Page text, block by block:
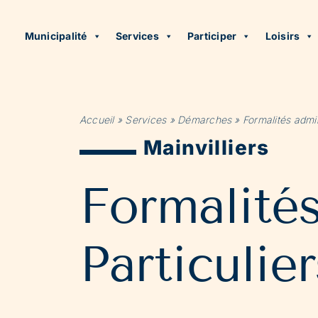
Municipalité Services Participer Loisirs
Accueil» Services» Démarches» Formalités
Mainvilliers